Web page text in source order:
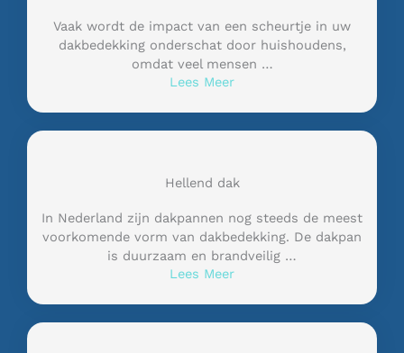
Vaak wordt de impact van een scheurtje in uw
dakbedekking onderschat door huishoudens,
omdat veel mensen …
Lees Meer
Hellend dak
In Nederland zijn dakpannen nog steeds de meest
voorkomende vorm van dakbedekking. De dakpan
is duurzaam en brandveilig …
Lees Meer